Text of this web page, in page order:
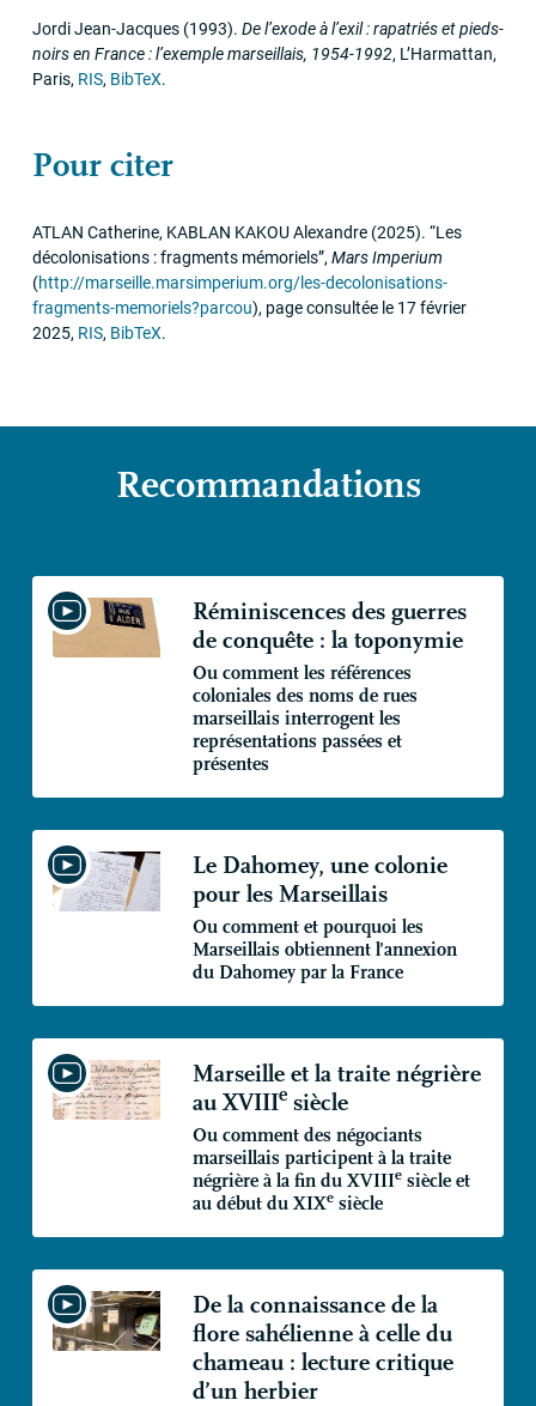
Jordi Jean-Jacques (1993). De l’exode à l’exil : rapatriés et pieds-
noirs en France : l’exemple marseillais, 1954-1992, L’Harmattan,
Paris, RIS, BibTeX.
Pour citer
ATLAN Catherine, KABLAN KAKOUAlexandre (2025). “Les
décolonisations : fragments mémoriels”, Mars Imperium
(http://marseille.marsimperium.org/les-decolonisations-
fragments-memoriels?parcou), page consultée le 17 février
2025, RIS, BibTeX.
Recommandations
Réminiscences des guerres
de conquête : la toponymie
Ou comment les références
coloniales des noms de rues
marseillais interrogent les
représentations passées et
présentes
Le Dahomey, une colonie
pour les Marseillais
Ou comment et pourquoi les
Marseillais obtiennent l’annexion
du Dahomey par la France
Marseille et la traite négrière
au XVIIIesiècle
Ou comment des négociants
marseillais participent à la traite
négrière à la fin duXVIIIesiècle et
au début duXIXesiècle
De la connaissance de la
flore sahélienne à celle du
chameau : lecture critique
d’un herbier